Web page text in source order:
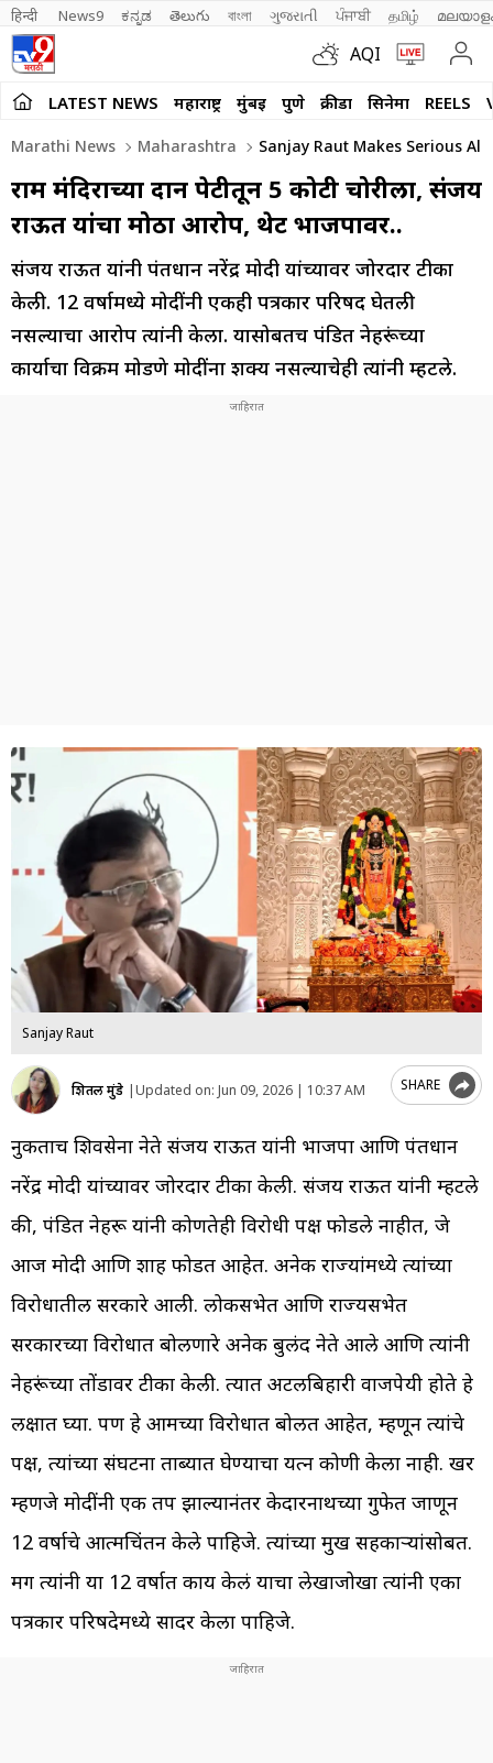
हिन्दी News9 ಕನ್ನಡ తెలుగు বাংলা ગુજરાતી ਪੰਜਾਬੀ தமிழ்
AQI
LATEST NEWS महाराष्ट्र मुंबई पुणे क्रीडा सिनेमा REELS
Marathi News Maharashtra Sanjay Raut Makes Serious
राम मंदिराच्या दान पेटीतून 5 कोटी चोरीला, संजय
राऊत यांचा मोठा आरोप, थेट भाजपावर..
संजय राऊत यांनी पंतप्रधान नरेंद्र मोदी यांच्यावर जोरदार टीका
केली. 12 वर्षामध्ये मोदींनी एकही पत्रकार परिषद घेतली
नसल्याचा आरोप त्यांनी केला. यासोबतच पंडित नेहरूंच्या
कार्याचा विक्रम मोडणे मोदींना शक्य नसल्याचेही त्यांनी म्हटले.
Sanjay Raut
शितल मुंडे |Updated on: Jun 09, 2026 | 10:37 AM SHARE
नुकताच शिवसेना नेते संजय राऊत यांनी भाजपा आणि पंतप्रधान
नरेंद्र मोदी यांच्यावर जोरदार टीका केली. संजय राऊत यांनी म्हटले
की, पंडित नेहरू यांनी कोणतेही विरोधी पक्ष फोडले नाहीत, जे
आज मोदी आणि शाह फोडत आहेत. अनेक राज्यांमध्ये त्यांच्या
विरोधातील सरकारे आली. लोकसभेत आणि राज्यसभेत
सरकारच्या विरोधात बोलणारे अनेक बुलंद नेते आले आणि त्यांनी
नेहरूंच्या तोंडावर टीका केली. त्यात अटलबिहारी वाजपेयी होते हे
लक्षात घ्या. पण हे आमच्या विरोधात बोलत आहेत, म्हणून त्यांचे
पक्ष, त्यांच्या संघटना ताब्यात घेण्याचा प्रयत्न कोणी केला नाही. खर
म्हणजे मोदींनी एक तप झाल्यानंतर केदारनाथच्या गुफेत जाणून
12 वर्षाचे आत्मचिंतन केले पाहिजे. त्यांच्या प्रमुख सहकाऱ्यांसोबत.
मग त्यांनी या 12 वर्षात काय केलं याचा लेखाजोखा त्यांनी एका
पत्रकार परिषदेमध्ये सादर केला पाहिजे.